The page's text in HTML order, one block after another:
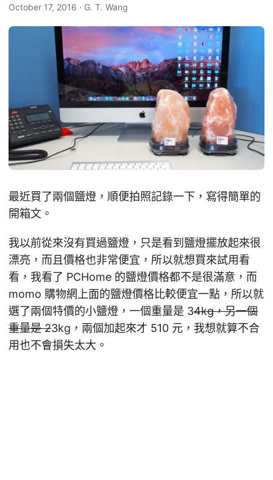
October 17, 2016 · G. T. Wang
最近買了兩個鹽燈，順便拍照記錄一下，寫得簡單的
開箱文。
我以前從來沒有買過鹽燈，只是看到鹽燈擺放起來很
漂亮，而且價格也非常便宜，所以就想買來試用看
看，我看了 PCHome 的鹽燈價格都不是很滿意，而
momo 購物網上面的鹽燈價格比較便宜一點，所以就
選了兩個特價的小鹽燈，一個重量是 34kg，另一個
重量是 23kg，兩個加起來才 510 元，我想就算不合
用也不會損失太大。